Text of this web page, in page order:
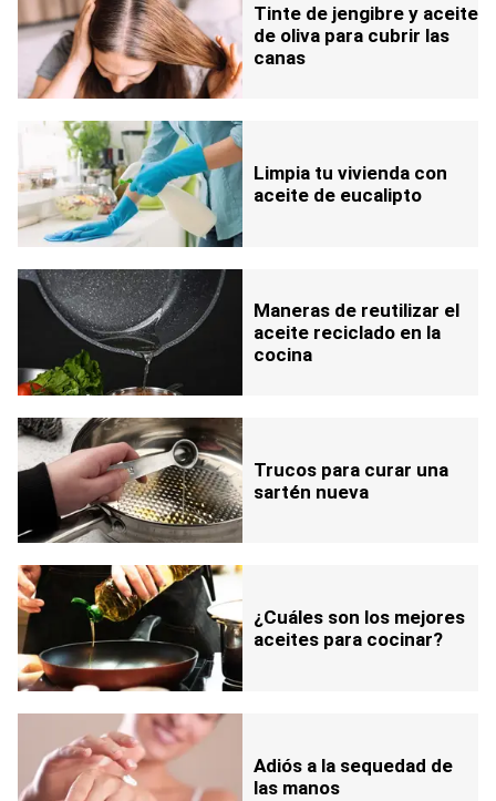
Tinte de jengibre y aceite
de oliva para cubrir las
canas
Limpia tu vivienda con
aceite de eucalipto
Maneras de reutilizar el
aceite reciclado en la
cocina
Trucos para curar una
sartén nueva
¿Cuáles son los mejores
aceites para cocinar?
Adiós a la sequedad de
las manos